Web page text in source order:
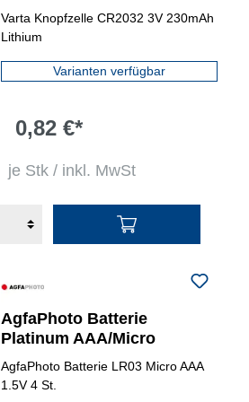
Varta Knopfzelle CR2032 3V 230mAh
Lithium
Varianten verfügbar
0,82 €*
je Stk / inkl. MwSt
AgfaPhoto Batterie
Platinum AAA/Micro
AgfaPhoto Batterie LR03 Micro AAA
1.5V 4 St.